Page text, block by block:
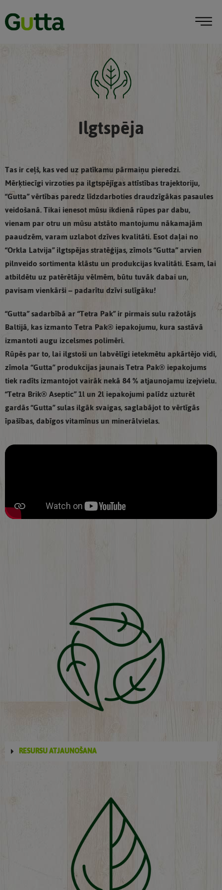
Ilgtspēja
Tas ir ceļš, kas ved uz patīkamu pārmaiņu pieredzi.
Mērķtiecīgi virzoties pa ilgtspējīgas attīstības trajektoriju,
“Gutta” vērtības paredz līdzdarboties draudzīgākas pasaules
veidošanā. Tikai ienesot mūsu ikdienā rūpes par dabu,
vienam par otru un mūsu atstāto mantojumu nākamajām
paaudzēm, varam uzlabot dzīves kvalitāti. Esot daļai no
“Orkla Latvija” ilgtspējas stratēģijas, zīmols “Gutta” arvien
pilnveido sortimenta klāstu un produkcijas kvalitāti. Esam, lai
atbildētu uz patērētāju vēlmēm, būtu tuvāk dabai un,
pavisam vienkārši – padarītu dzīvi sulīgāku!
“Gutta” sadarbībā ar “Tetra Pak” ir pirmais sulu ražotājs
Baltijā, kas izmanto Tetra Pak® iepakojumu, kura sastāvā
izmantoti augu izcelsmes polimēri.
Rūpēs par to, lai ilgstoši un labvēlīgi ietekmētu apkārtējo vidi,
zīmola “Gutta” produkcijas jaunais Tetra Pak® iepakojums
tiek radīts izmantojot vairāk nekā 84 % atjaunojamu izejvielu.
“Tetra Brik® Aseptic” 1l un 2l iepakojumi palīdz uzturēt
gardās “Gutta” sulas ilgāk svaigas, saglabājot to vērtīgās
īpašības, dabīgos vitamīnus un minerālvielas.
RESURSU ATJAUNOŠANA